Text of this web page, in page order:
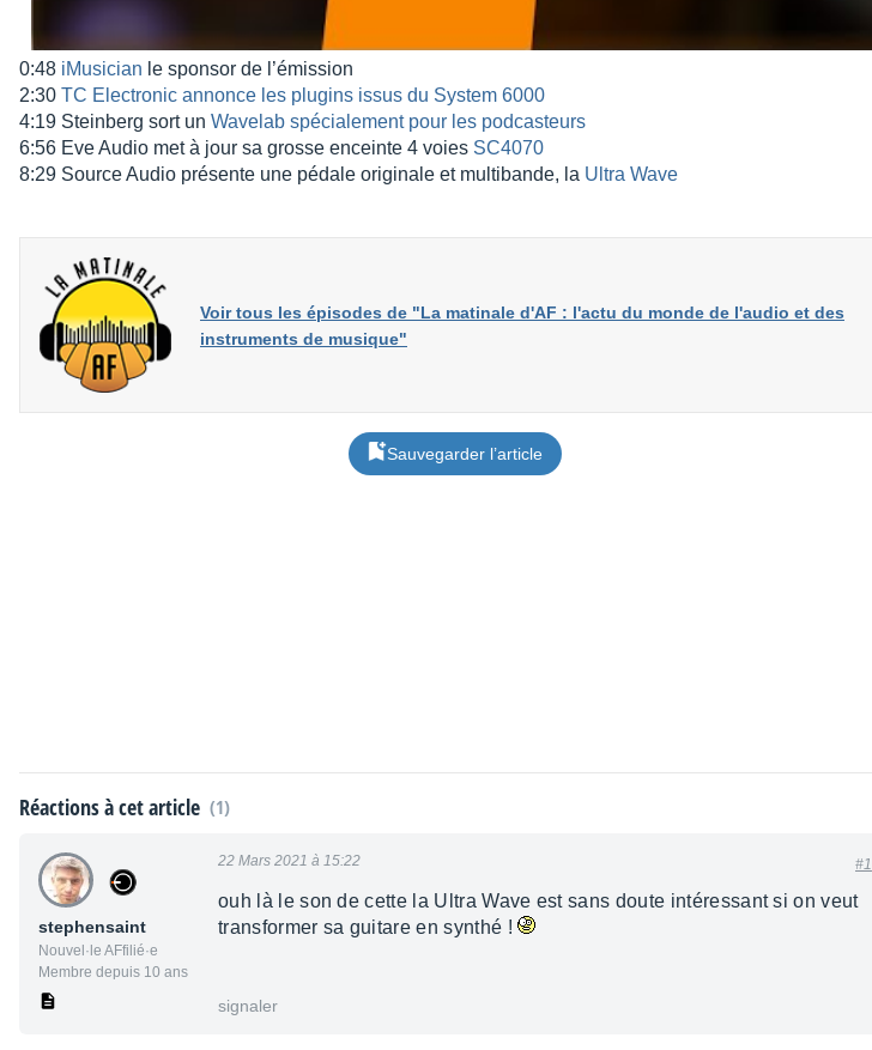
0:48 iMusi­cian le spon­sor de l’émis­sion
2:30 TC Elec­tro­nic annonce les plugins issus du System 6000
4:19 Stein­berg sort un Wave­lab spécia­le­ment pour les podcas­teurs
6:56 Eve Audio met à jour sa grosse enceinte 4 voies SC4070
8:29 Source Audio présente une pédale origi­nale et multi­bande, la Ultra Wave
Voir tous les épisodes de "La matinale d'AF : l'actu du monde de l'audio et des
instruments de musique"
Sauvegarder l’article
Réactions à cet article (1)
stephensaint
Nouvel·le AFfilié·e
Membre depuis 10 ans
22 Mars 2021 à 15:22 #1
ouh là le son de cette la Ultra Wave est sans doute intéressant si on veut
transformer sa guitare en synthé !
signaler